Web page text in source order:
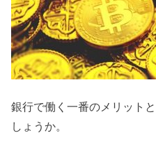
銀行で働く一番のメリット
しょうか。